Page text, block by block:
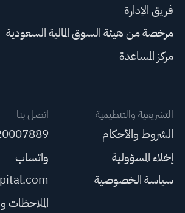
فريق الإدارة
مرخصة من هيئة السوق المالية السعودية
مركز المساعدة
التشريعية والتنظيمية
الشروط والأحكام
إخلاء المسؤولية
سياسة الخصوصية
اتصل بنا
واتساب
الملاحظات